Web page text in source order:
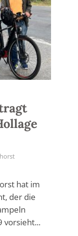
hat im
der die
vorsieht...